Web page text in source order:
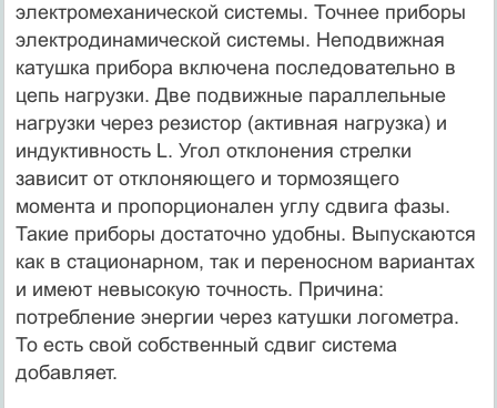
электромеханической системы. Точнее приборы
электродинамической системы. Неподвижная
катушка прибора включена последовательно в
цепь нагрузки. Две подвижные параллельные
нагрузки через резистор (активная нагрузка) и
индуктивность L. Угол отклонения стрелки
зависит от отклоняющего и тормозящего
момента и пропорционален углу сдвига фазы.
Такие приборы достаточно удобны. Выпускаются
как в стационарном, так и переносном вариантах
и имеют невысокую точность. Причина:
потребление энергии через катушки логометра.
То есть свой собственный сдвиг система
добавляет.